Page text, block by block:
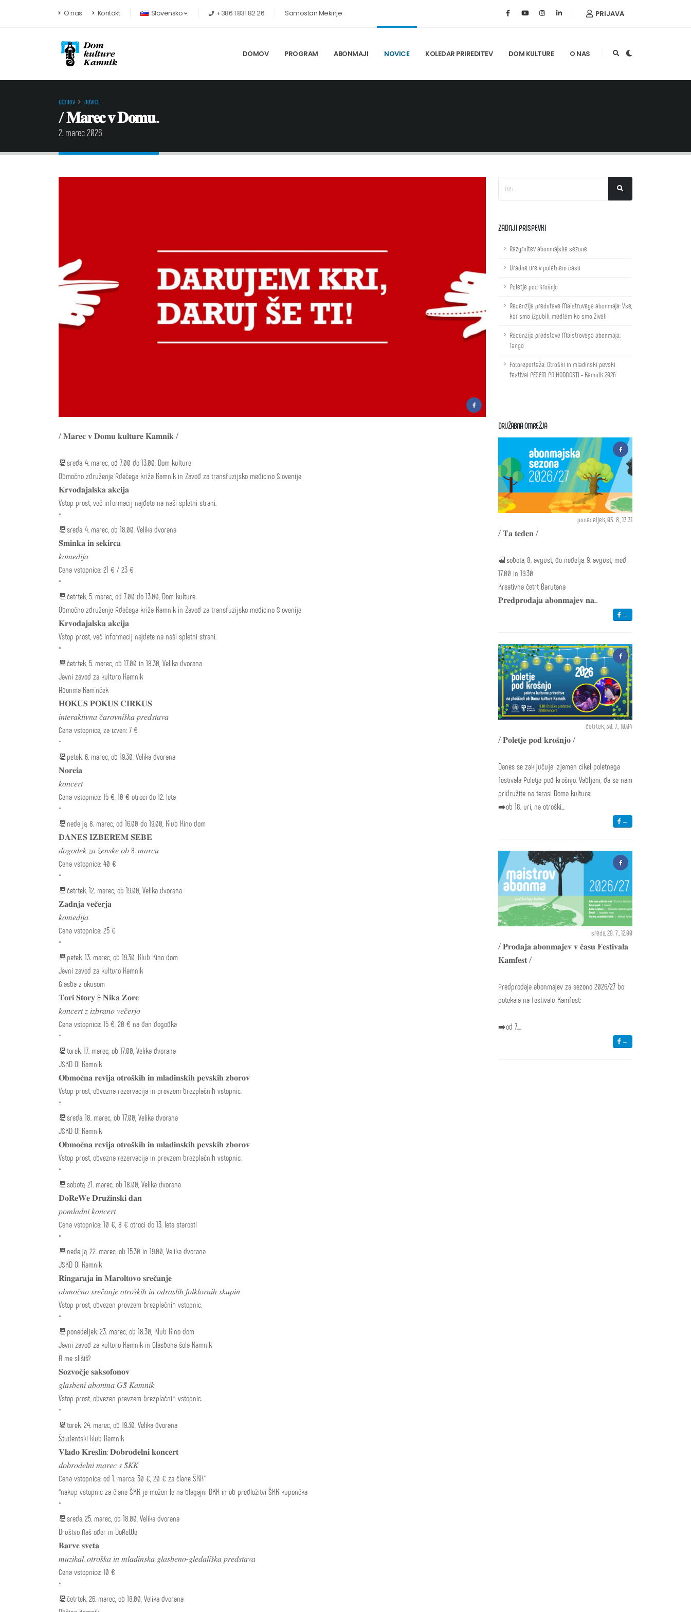
O nas Kontakt Slovensko +386 1 831 82 26 Samostan Mekinje PRIJAVA
DOMOV PROGRAM ABONMAJI NOVICE KOLEDAR PRIREDITEV DOM KULTURE O NAS
DOMOV NOVICE
/ 𝐌𝐚𝐫𝐞𝐜 𝐯 𝐃𝐨𝐦𝐮...
2. marec 2026
/ 𝐌𝐚𝐫𝐞𝐜 𝐯 𝐃𝐨𝐦𝐮 𝐤𝐮𝐥𝐭𝐮𝐫𝐞 𝐊𝐚𝐦𝐧𝐢𝐤 /
📆sreda, 4. marec, od 7.00 do 13.00, Dom kulture
Območno združenje Rdečega križa Kamnik in Zavod za transfuzijsko medicino Slovenije
𝐊𝐫𝐯𝐨𝐝𝐚𝐣𝐚𝐥𝐬𝐤𝐚 𝐚𝐤𝐜𝐢𝐣𝐚
Vstop prost, več informacij najdete na naši spletni strani.
*
📆sreda, 4. marec, ob 18.00, Velika dvorana
𝐒̌𝐦𝐢𝐧𝐤𝐚 𝐢𝐧 𝐬𝐞𝐤𝐢𝐫𝐜𝐚
𝑘𝑜𝑚𝑒𝑑𝑖𝑗𝑎
Cena vstopnice: 21 € / 23 €
*
📆četrtek, 5. marec, od 7.00 do 13.00, Dom kulture
Območno združenje Rdečega križa Kamnik in Zavod za transfuzijsko medicino Slovenije
𝐊𝐫𝐯𝐨𝐝𝐚𝐣𝐚𝐥𝐬𝐤𝐚 𝐚𝐤𝐜𝐢𝐣𝐚
Vstop prost, več informacij najdete na naši spletni strani.
*
📆četrtek, 5. marec, ob 17.00 in 18.30, Velika dvorana
Javni zavod za kulturo Kamnik
Abonma Kam'nček
𝐇𝐎𝐊𝐔𝐒 𝐏𝐎𝐊𝐔𝐒 𝐂𝐈𝐑𝐊𝐔𝐒
𝑖𝑛𝑡𝑒𝑟𝑎𝑘𝑡𝑖𝑣𝑛𝑎 𝑐̌𝑎𝑟𝑜𝑣𝑛𝑖𝑠̌𝑘𝑎 𝑝𝑟𝑒𝑑𝑠𝑡𝑎𝑣𝑎
Cena vstopnice, za izven: 7 €
*
📆petek, 6. marec, ob 19.30, Velika dvorana
𝐍𝐨𝐫𝐞𝐢𝐚
𝑘𝑜𝑛𝑐𝑒𝑟𝑡
Cena vstopnice: 15 €, 10 € otroci do 12. leta
*
📆nedelja, 8. marec, od 16.00 do 19.00, Klub Kino dom
𝐃𝐀𝐍𝐄𝐒 𝐈𝐙𝐁𝐄𝐑𝐄𝐌 𝐒𝐄𝐁𝐄
𝑑𝑜𝑔𝑜𝑑𝑒𝑘 𝑧𝑎 𝑧̌𝑒𝑛𝑠𝑘𝑒 𝑜𝑏 8. 𝑚𝑎𝑟𝑐𝑢
Cena vstopnice: 40 €
*
📆četrtek, 12. marec, ob 19.00, Velika dvorana
𝐙𝐚𝐝𝐧𝐣𝐚 𝐯𝐞𝐜̌𝐞𝐫𝐣𝐚
𝑘𝑜𝑚𝑒𝑑𝑖𝑗𝑎
Cena vstopnice: 25 €
*
📆petek, 13. marec, ob 19.30, Klub Kino dom
Javni zavod za kulturo Kamnik
Glasba z okusom
𝐓𝐨𝐫𝐢 𝐒𝐭𝐨𝐫𝐲 & 𝐍𝐢𝐤𝐚 𝐙𝐨𝐫𝐞
𝑘𝑜𝑛𝑐𝑒𝑟𝑡 𝑧 𝑖𝑧𝑏𝑟𝑎𝑛𝑜 𝑣𝑒𝑐̌𝑒𝑟𝑗𝑜
Cena vstopnice: 15 €, 20 € na dan dogodka
*
📆torek, 17. marec, ob 17.00, Velika dvorana
JSKD OI Kamnik
𝐎𝐛𝐦𝐨𝐜̌𝐧𝐚 𝐫𝐞𝐯𝐢𝐣𝐚 𝐨𝐭𝐫𝐨𝐬̌𝐤𝐢𝐡 𝐢𝐧 𝐦𝐥𝐚𝐝𝐢𝐧𝐬𝐤𝐢𝐡 𝐩𝐞𝐯𝐬𝐤𝐢𝐡 𝐳𝐛𝐨𝐫𝐨𝐯
Vstop prost, obvezna rezervacija in prevzem brezplačnih vstopnic.
*
📆sreda, 18. marec, ob 17.00, Velika dvorana
JSKD OI Kamnik
𝐎𝐛𝐦𝐨𝐜̌𝐧𝐚 𝐫𝐞𝐯𝐢𝐣𝐚 𝐨𝐭𝐫𝐨𝐬̌𝐤𝐢𝐡 𝐢𝐧 𝐦𝐥𝐚𝐝𝐢𝐧𝐬𝐤𝐢𝐡 𝐩𝐞𝐯𝐬𝐤𝐢𝐡 𝐳𝐛𝐨𝐫𝐨𝐯
Vstop prost, obvezna rezervacija in prevzem brezplačnih vstopnic.
*
📆sobota, 21. marec, ob 18.00, Velika dvorana
𝐃𝐨𝐑𝐞𝐖𝐞 𝐃𝐫𝐮𝐳̌𝐢𝐧𝐬𝐤𝐢 𝐝𝐚𝐧
𝑝𝑜𝑚𝑙𝑎𝑑𝑛𝑖 𝑘𝑜𝑛𝑐𝑒𝑟𝑡
Cena vstopnice: 10 €, 8 € otroci do 13. leta starosti
*
📆nedelja, 22. marec, ob 15.30 in 19.00, Velika dvorana
JSKD OI Kamnik
𝐑𝐢𝐧𝐠𝐚𝐫𝐚𝐣𝐚 𝐢𝐧 𝐌𝐚𝐫𝐨𝐥𝐭𝐨𝐯𝐨 𝐬𝐫𝐞𝐜̌𝐚𝐧𝐣𝐞
𝑜𝑏𝑚𝑜𝑐̌𝑛𝑜 𝑠𝑟𝑒𝑐̌𝑎𝑛𝑗𝑒 𝑜𝑡𝑟𝑜𝑠̌𝑘𝑖ℎ 𝑖𝑛 𝑜𝑑𝑟𝑎𝑠𝑙𝑖ℎ 𝑓𝑜𝑙𝑘𝑙𝑜𝑟𝑛𝑖ℎ 𝑠𝑘𝑢𝑝𝑖𝑛
Vstop prost, obvezen prevzem brezplačnih vstopnic.
*
📆ponedeljek, 23. marec, ob 18.30, Klub Kino dom
Javni zavod za kulturo Kamnik in Glasbena šola Kamnik
A me slišiš?
𝐒𝐨𝐳𝐯𝐨𝐜̌𝐣𝐞 𝐬𝐚𝐤𝐬𝐨𝐟𝐨𝐧𝐨𝐯
𝑔𝑙𝑎𝑠𝑏𝑒𝑛𝑖 𝑎𝑏𝑜𝑛𝑚𝑎 𝐺𝑆̌ 𝐾𝑎𝑚𝑛𝑖𝑘
Vstop prost, obvezen prevzem brezplačnih vstopnic.
*
📆torek, 24. marec, ob 19.30, Velika dvorana
Študentski klub Kamnik
𝐕𝐥𝐚𝐝𝐨 𝐊𝐫𝐞𝐬𝐥𝐢𝐧: 𝐃𝐨𝐛𝐫𝐨𝐝𝐞𝐥𝐧𝐢 𝐤𝐨𝐧𝐜𝐞𝐫𝐭
𝑑𝑜𝑏𝑟𝑜𝑑𝑒𝑙𝑛𝑖 𝑚𝑎𝑟𝑒𝑐 𝑠 𝑆̌𝐾𝐾
Cena vstopnice: od 1. marca: 30 €, 20 € za člane ŠKK*
*nakup vstopnic za člane ŠKK je možen le na blagajni DKK in ob predložitvi ŠKK kupončka
*
📆sreda, 25. marec, ob 18.00, Velika dvorana
Društvo Naš oder in DoReWe
𝐁𝐚𝐫𝐯𝐞 𝐬𝐯𝐞𝐭𝐚
𝑚𝑢𝑧𝑖𝑘𝑎𝑙, 𝑜𝑡𝑟𝑜𝑠̌𝑘𝑎 𝑖𝑛 𝑚𝑙𝑎𝑑𝑖𝑛𝑠𝑘𝑎 𝑔𝑙𝑎𝑠𝑏𝑒𝑛𝑜-𝑔𝑙𝑒𝑑𝑎𝑙𝑖𝑠̌𝑘𝑎 𝑝𝑟𝑒𝑑𝑠𝑡𝑎𝑣𝑎
Cena vstopnice: 10 €
*
📆četrtek, 26. marec, ob 18.00, Velika dvorana
ZADNJI PRISPEVKI
Razgrnitev abonmajske sezone
Uradne ure v poletnem času
Poletje pod krošnjo
Recenzija predstave Maistrovega abonmaja: Vse,
kar smo izgubili, medtem ko smo živeli
Recenzija predstave Maistrovega abonmaja:
Tango
Fotoreportaža: Otroški in mladinski pevski
festival PESEM PRIHODNOSTI - Kamnik 2026
DRUŽABNA OMREŽJA
ponedeljek, 03. 8., 13.31
/ 𝐓𝐚 𝐭𝐞𝐝𝐞𝐧 /
📆sobota, 8. avgust, do nedelja, 9. avgust, med
17.00 in 19.30
Kreativna četrt Barutana
𝐏𝐫𝐞𝐝𝐩𝐫𝐨𝐝𝐚𝐣𝐚 𝐚𝐛𝐨𝐧𝐦𝐚𝐣𝐞𝐯 𝐧𝐚...
→
četrtek, 30. 7., 10.04
/ 𝐏𝐨𝐥𝐞𝐭𝐣𝐞 𝐩𝐨𝐝 𝐤𝐫𝐨𝐬̌𝐧𝐣𝐨 /
Danes se zaključuje izjemen cikel poletnega
festivala Poletje pod krošnjo. Vabljeni, da se nam
pridružite na terasi Doma kulture:
➡️ob 18. uri, na otroški...
→
sreda, 29. 7., 12.00
/ 𝐏𝐫𝐨𝐝𝐚𝐣𝐚 𝐚𝐛𝐨𝐧𝐦𝐚𝐣𝐞𝐯 𝐯 𝐜̌𝐚𝐬𝐮 𝐅𝐞𝐬𝐭𝐢𝐯𝐚𝐥𝐚
𝐊𝐚𝐦𝐟𝐞𝐬𝐭 /
Predprodaja abonmajev za sezono 2026/27 bo
potekala na festivalu Kamfest:
➡️od 7....
→